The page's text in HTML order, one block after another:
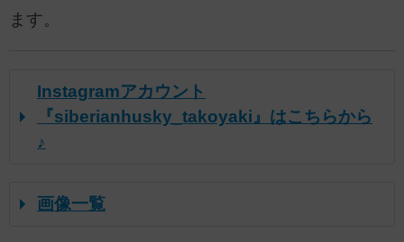
ます。
Instagramアカウント
『siberianhusky_takoyaki』はこちらから
♪
画像一覧